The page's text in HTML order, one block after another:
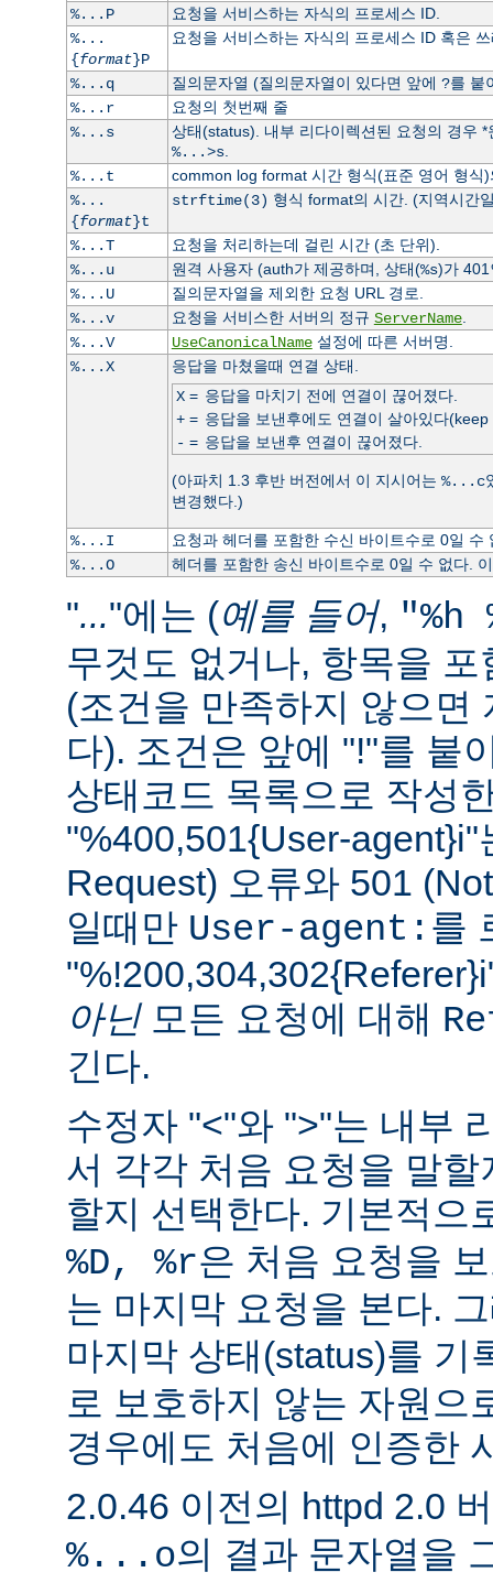
%...P
요청을 서비스하는 자식의 프로세스 ID.
%...
{format}P
요청을 서비스하는 자식의 프로세스 ID 혹은
%...q 질의문자열 (질의문자열이 있다면 앞에 ?를 붙
%...r
요청의 첫번째 줄
%...s
상태(status). 내부 리다이렉션된 요청의 경우
%...>s.
%...t
common log format 시간 형식(표준 영어 형식)
%...
{format}t
strftime(3) 형식 format의 시간. (지역시간
%...T
요청을 처리하는데 걸린 시간 (초 단위).
%...u
원격 사용자 (auth가 제공하며, 상태(%s)가 401
%...U
질의문자열을 제외한 요청 URL 경로.
%...v
요청을 서비스한 서버의 정규 ServerName.
%...V
UseCanonicalName설정에 따른 서버명.
%...X
응답을 마쳤을때 연결 상태.
X= 응답을 마치기 전에 연결이 끊어졌다.
+= 응답을 보낸후에도 연결이 살아있다(keep
- = 응답을 보낸후 연결이 끊어졌다.
(아파치 1.3 후반 버전에서 이 지시어는 %...c
변경했다.)
%...I
요청과 헤더를 포함한 수신 바이트수로 0일
%...O
헤더를 포함한 송신 바이트수로 0일 수 없다.
"..."에는 (예를 들어, "%h
무것도 없거나, 항목을
(조건을 만족하지 않으면
다). 조건은 앞에 "!"를 붙
상태코드 목록으로 작성
"%400,501{User-agent}i"
Request) 오류와 501
일때만 User-agent: 를
아닌모든 요청에 대해
긴다.
수정자 "<"와 ">"는 내부
서 각각 처음 요청을 말
할지 선택한다. 기본적으
%D, %r은 처음 요청을
는 마지막 요청을 본다.
마지막 상태(status)를 기
로 보호하지 않는 자원으
경우에도 처음에 인증한
2.0.46 이전의 httpd 2.0
%...o의 결과 문자열을